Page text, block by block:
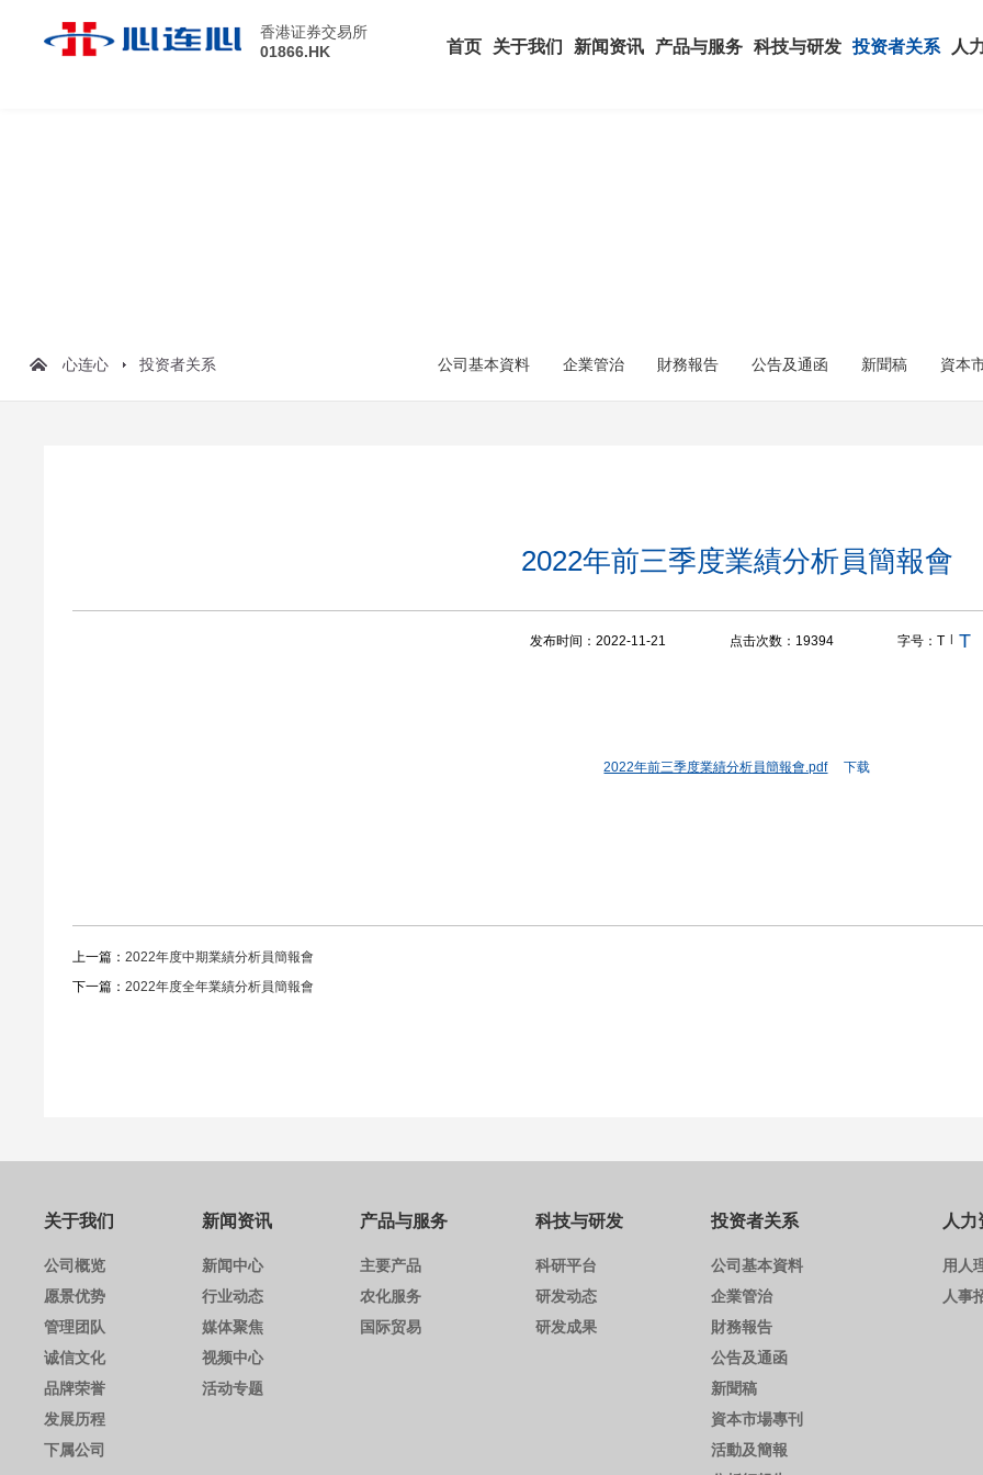
香港证券交易所
01866.HK
首页 关于我们 新闻资讯 产品与服务 科技与研发 投资者关系 人
心连心 投资者关系 公司基本資料 企業管治 財務報告 公告及通函 新聞稿 資本
2022年前三季度業績分析員簡報會
发布时间：2022-11-21 点击次数： 19394 字号：T | T
2022年前三季度業績分析員簡報會.pdf 下载
上一篇： 2022年度中期業績分析員簡報會
下一篇： 2022年度全年業績分析員簡報會
关于我们
公司概览
愿景优势
管理团队
诚信文化
品牌荣誉
发展历程
下属公司
新闻资讯
新闻中心
行业动态
媒体聚焦
视频中心
活动专题
产品与服务
主要产品
农化服务
国际贸易
科技与研发
科研平台
研发动态
研发成果
投资者关系
公司基本資料
企業管治
財務報告
公告及通函
新聞稿
資本市場專刊
活動及簡報
人力
用人
人事